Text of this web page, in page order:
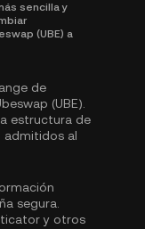
sencilla y
(UBE) a
de
(UBE).
estructura de
admitidos al
segura.
y otros